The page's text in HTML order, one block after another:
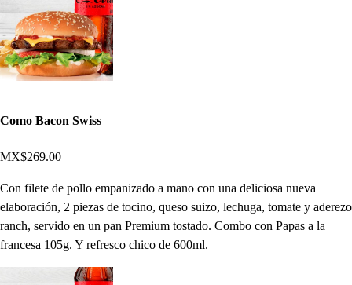
Como Bacon Swiss
MX$269.00
Con filete de pollo empanizado a mano con una deliciosa nueva
elaboración, 2 piezas de tocino, queso suizo, lechuga, tomate y aderezo
ranch, servido en un pan Premium tostado. Combo con Papas a la
francesa 105g. Y refresco chico de 600ml.